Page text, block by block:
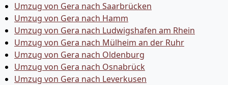
Umzug von Gera nach Saarbrücken
Umzug von Gera nach Hamm
Umzug von Gera nach Ludwigshafen am Rhein
Umzug von Gera nach Mülheim an der Ruhr
Umzug von Gera nach Oldenburg
Umzug von Gera nach Osnabrück
Umzug von Gera nach Leverkusen